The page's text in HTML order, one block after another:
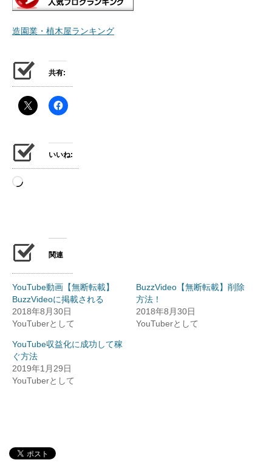
造園業・植木屋ランキング
共有:
いいね:
読
関連
YouTube動画【無断転載】
BuzzVideoに掲載される
2018年8月30日
YouTuberとして
BuzzVideo【無断転載】削除
方法！
2018年8月30日
YouTuberとして
YouTube収益化に成功して稼
ぐ方法
2019年1月29日
YouTuberとして